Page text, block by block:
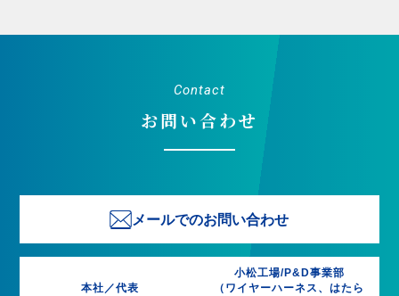
Contact
お問い合わせ
メールでのお問い合わせ
本社／代表
小松工場/P&D事業部
（ワイヤーハーネス、はたら